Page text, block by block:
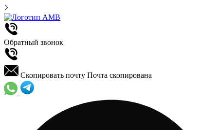
Обратный звонок
Скопировать почту Почта скопирована